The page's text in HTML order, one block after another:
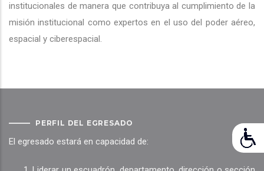
institucionales de manera que contribuya al cumplimiento de la
misión institucional como expertos en el uso del poder aéreo,
espacial y ciberespacial.
PERFIL DEL EGRESADO
El egresado estará en capacidad de: